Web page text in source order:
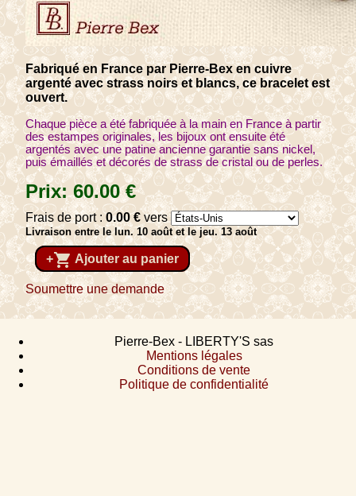
Fabriqué en France par Pierre-Bex en cuivre
argenté avec strass noirs et blancs, ce bracelet est
ouvert.
Chaque pièce a été fabriquée à la main en France à partir
des estampes originales, les bijoux ont ensuite été
argentés avec une patine ancienne garantie sans nickel,
puis émaillés et décorés de strass de cristal ou de perles.
Prix:60.00€
Frais de port :0.00€ vers
Livraison entre le lun. 10 août et le jeu. 13 août
+shopping_cart Ajouter au panier
Soumettre une demande
Pierre-Bex - LIBERTY'S sas
Mentions légales
Conditions de vente
Politique de confidentialité